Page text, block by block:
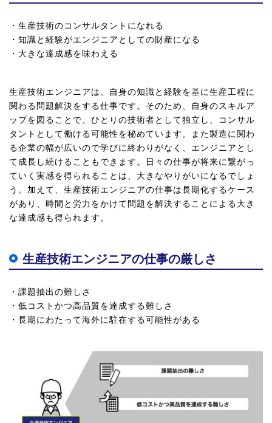
・生産技術のコンサルタントになれる
・知識と経験がエンジニアとしての財産になる
・大きな達成感を味わえる
生産技術エンジニアは、自身の知識と経験を基に生産工程に
関わる問題解決をする仕事です。そのため、自身のスキルア
ップを図ることで、ひとりの技術者として独立し、コンサル
タントとして働ける可能性を秘めています。また製造に関わ
る企業の幅が広いので学びに終わりがなく、エンジニアとし
て成長し続けることもできます。日々の仕事が将来に繋がっ
ていく実感を得られることは、大きなやりがいになるでしょ
う。加えて、生産技術エンジニアの仕事は長期化するケース
があり、時間と労力をかけて問題を解決することによる大き
な達成感も得られます。
生産技術エンジニアの仕事の厳しさ
・課題抽出の難しさ
・低コストかつ高品質を達成する難しさ
・長期にわたって海外に駐在する可能性がある